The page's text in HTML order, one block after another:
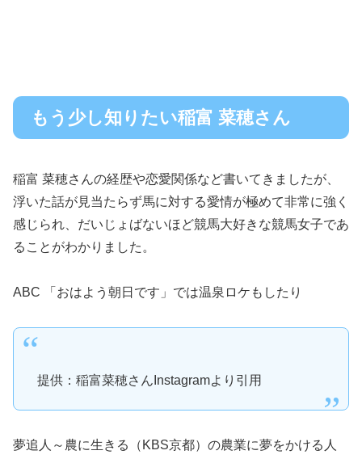
もう少し知りたい稲富 菜穂さん
稲富 菜穂さんの経歴や恋愛関係など書いてきましたが、
浮いた話が見当たらず馬に対する愛情が極めて非常に強く
感じられ、だいじょばないほど競馬大好きな競馬女子であ
ることがわかりました。
ABC 「おはよう朝日です」では温泉ロケもしたり
提供：稲富菜穂さんInstagramより引用
夢追人～農に生きる（KBS京都）の農業に夢をかける人